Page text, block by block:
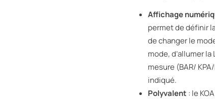
Affichage
permet de définir
de changer le
mode, d’allumer
mesure (BAR/
indiqué.
Polyvalent : le